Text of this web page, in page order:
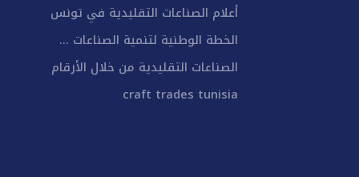
أعلام الصناعات التقليدية في تونس
الخطة الوطنية لتنمية الصناعات ...
الصناعات التقليدية من خلال الأرقام
craft trades tunisia